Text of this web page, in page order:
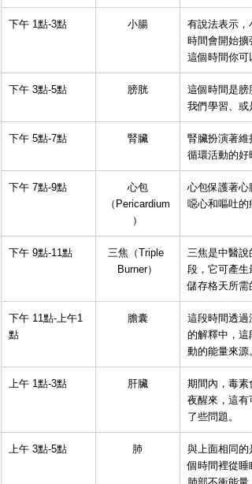
下午 1點-3點 小腸
有說法表示，
時間會開始擴
這個時間你可
下午 3點-5點 膀胱
這個時間是膀
我們學習、或
下午 5點-7點 腎臟
腎臟扮演著維
循環活動的好
下午 7點-9點
心包
（Pericardium
）
心包保護著心
噁心和嘔吐的
下午 9點-11點
三焦（Triple
Burner）
三焦是中醫
段，它可產生
儲存格天所需
下午 11點-上午1
點
膽囊
這段時間透過
的解釋中，
動的能量來源
上午 1點-3點 肝臟
期間內，毒素
夜醒來，這有
了些問題。
上午 3點-5點 肺
與上面相同的
個時間裡從睡